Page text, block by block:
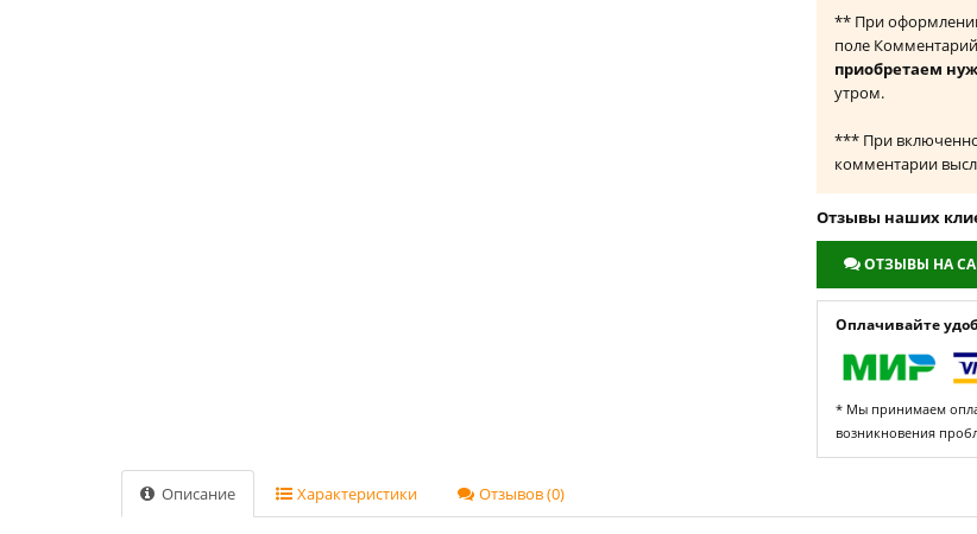
** При
поле
приобретаем
утром.
*** При
комментарии
Отзывы наших
ОТЗЫВЫ НА
Оплачивайте
* Мы принимаем
возникновения
Описание Характеристики Отзывов (0)